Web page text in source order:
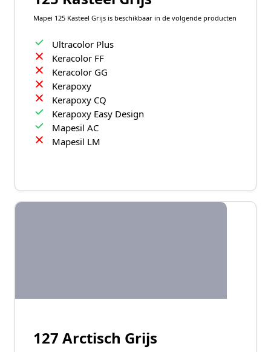
Mapei 125 Kasteel Grijs is beschikbaar in de volgende producten
Ultracolor Plus
Keracolor FF
Keracolor GG
Kerapoxy
Kerapoxy CQ
Kerapoxy Easy Design
Mapesil AC
Mapesil LM
127 Arctisch Grijs